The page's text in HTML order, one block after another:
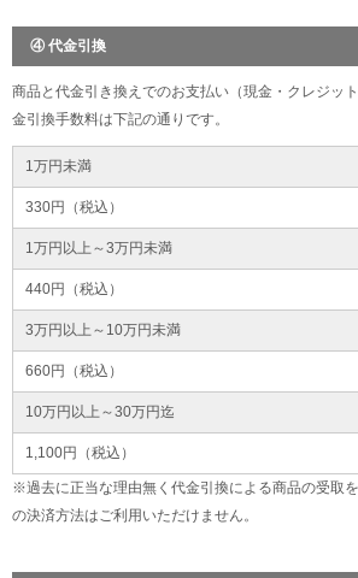
④ 代金引換
商品と代金引き換えでのお支払い（現金・クレジッ
金引換手数料は下記の通りです。
1万円未満
330円（税込）
1万円以上～3万円未満
440円（税込）
3万円以上～10万円未満
660円（税込）
10万円以上～30万円迄
1,100円（税込）
※過去に正当な理由無く代金引換による商品の受取
の決済方法はご利用いただけません。